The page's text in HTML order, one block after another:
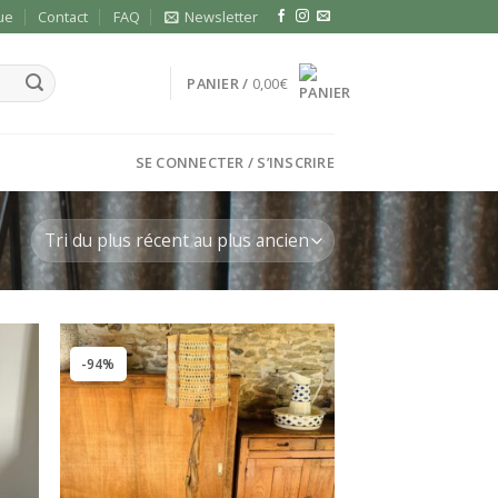
Contact FAQ Newsletter
PANIER / 0,00€
SE CONNECTER / S’INSCRIRE
-94%